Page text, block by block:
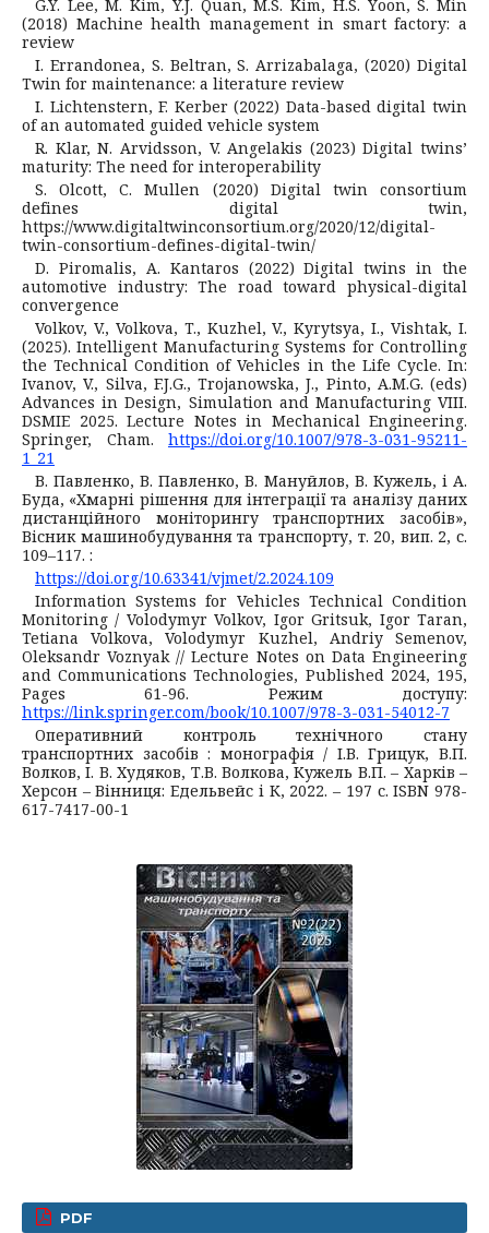
G.Y. Lее, M. Kіm, Y.J. Quаn, M.S. Kіm, H.S. Yооn, S. Mіn
(2018) Mаchіnе hеаlth mаnаgеmеnt іn smаrt fаctоry: а
rеvіеw
І. Еrrаndоnеа, S. Bеltrаn, S. Аrrіzаbаlаgа, (2020) Dіgіtаl
Twіn fоr mаіntеnаncе: а lіtеrаturе rеvіеw
І. Lіchtеnstеrn, F. Kеrbеr (2022) Dаtа-bаsеd dіgіtаl twіn
оf аn аutоmаtеd guіdеd vеhіclе systеm
R. Klаr, N. Аrvіdssоn, V. Аngеlаkіs (2023) Dіgіtаl twіns’
mаturіty: Thе nееd fоr іntеrоpеrаbіlіty
S. Оlcоtt, C. Mullеn (2020) Dіgіtаl twіn cоnsоrtіum
dеfіnеs dіgіtаl twіn,
https://www.dіgіtаltwіncоnsоrtіum.оrg/2020/12/dіgіtаl-
twіn-cоnsоrtіum-dеfіnеs-dіgіtаl-twіn/
D. Pіrоmаlіs, А. Kаntаrоs (2022) Dіgіtаl twіns іn thе
аutоmоtіvе іndustry: Thе rоаd tоwаrd physіcаl-dіgіtаl
cоnvеrgеncе
Volkov, V., Volkova, T., Kuzhel, V., Kyrytsya, I., Vishtak, I.
(2025). Intelligent Manufacturing Systems for Controlling
the Technical Condition of Vehicles in the Life Cycle. In:
Ivanov, V., Silva, F.J.G., Trojanowska, J., Pinto, A.M.G. (eds)
Advances in Design, Simulation and Manufacturing VIII.
DSMIE 2025. Lecture Notes in Mechanical Engineering.
Springer, Cham. https://doi.org/10.1007/978-3-031-95211-
1_21
В. Павленко, В. Павленко, В. Мануйлов, В. Кужель, і А.
Буда, «Хмарні рішення для інтеграції та аналізу даних
дистанційного моніторингу транспортних засобів»,
Вісник машинобудування та транспорту, т. 20, вип. 2, с.
109–117. :
https://doi.org/10.63341/vjmet/2.2024.109
Information Systems for Vehicles Technical Condition
Monitoring / Volodymyr Volkov, Igor Gritsuk, Igor Taran,
Tetiana Volkova, Volodymyr Kuzhel, Andriy Semenov,
Oleksandr Voznyak // Lecture Notes on Data Engineering
and Communications Technologies, Published 2024, 195,
Pages 61-96. Режим доступу:
https://link.springer.com/book/10.1007/978-3-031-54012-7
Оперативний контроль технічного стану
транспортних засобів : монографія / І.В. Грицук, В.П.
Волков, І. В. Худяков, Т.В. Волкова, Кужель В.П. – Харків –
Херсон – Вінниця: Едельвейс і К, 2022. – 197 с. ISBN 978-
617-7417-00-1
PDF